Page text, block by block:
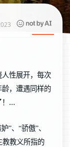
性展开，每次
，遭遇同样的
！…
”、“骄傲”、
教教义所指的